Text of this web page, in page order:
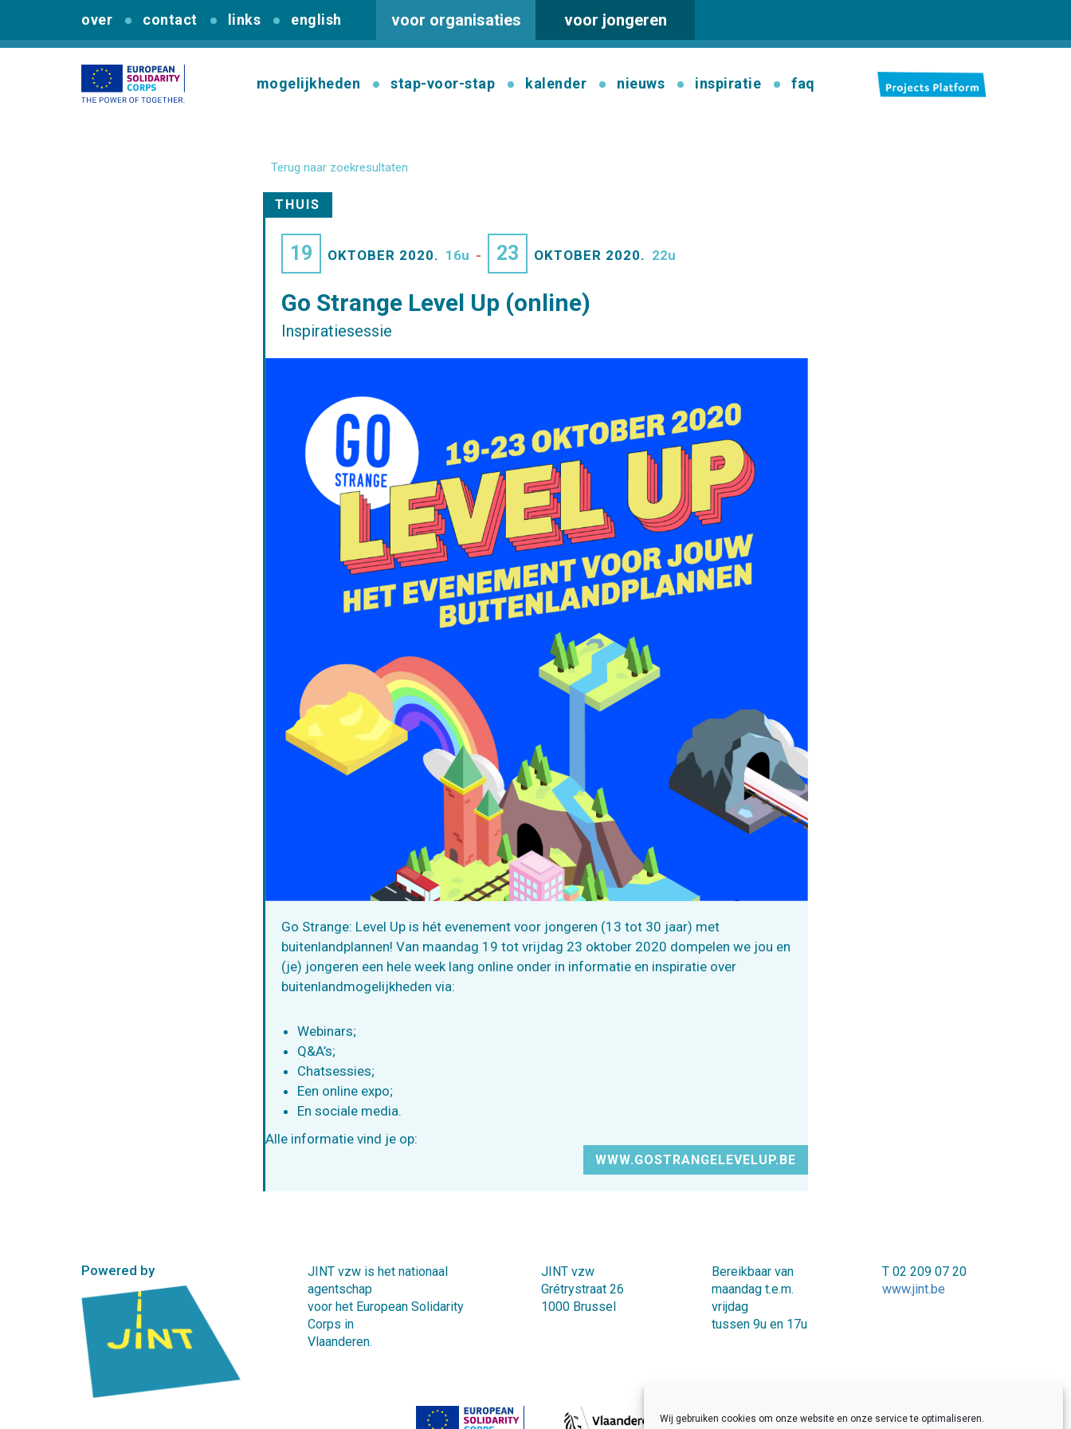
Wij gebruiken cookies om onze website en onze service te optimaliseren.
over contact links english voor organisaties voor jongeren
mogelijkheden stap-voor-stap kalender nieuws inspiratie faq
Terug naar zoekresultaten
THUIS
19 OKTOBER 2020. 16u - 23 OKTOBER 2020. 22u
Go Strange Level Up (online)
Inspiratiesessie
Go Strange: Level Up is hét evenement voor jongeren (13 tot 30 jaar) met
buitenlandplannen! Van maandag 19 tot vrijdag 23 oktober 2020 dompelen we jou en
(je) jongeren een hele week lang online onder in informatie en inspiratie over
buitenlandmogelijkheden via:
Webinars;
Q&A’s;
Chatsessies;
Een online expo;
En sociale media.
Alle informatie vind je op:
WWW.GOSTRANGELEVELUP.BE
Powered by
JINT vzw is het nationaal
agentschap
voor het European Solidarity
Corps in
Vlaanderen.
JINT vzw
Grétrystraat 26
1000 Brussel
Bereikbaar van
maandag t.e.m.
vrijdag
tussen 9u en 17u
T 02 209 07 20
www.jint.be